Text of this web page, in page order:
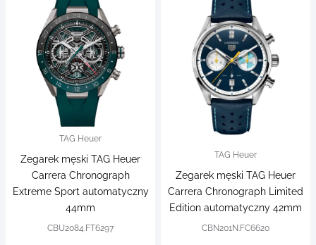
TAG Heuer
Zegarek męski TAG Heuer
Carrera Chronograph
Extreme Sport automatyczny
44mm
CBU2084.FT6297
TAG Heuer
Zegarek męski TAG Heuer
Carrera Chronograph Limited
Edition automatyczny 42mm
CBN201N.FC6620